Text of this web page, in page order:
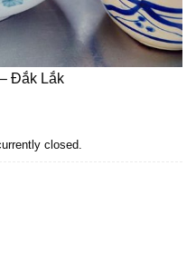
Đắk Lắk
closed.